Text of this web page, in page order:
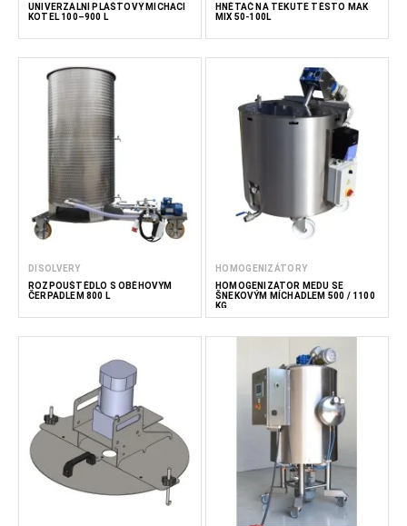
UNIVERZÁLNÍ PLÁŠŤOVÝ MÍCHACÍ
KOTEL 100–900 L
HNĚTAČ NA TEKUTÉ TĚSTO MAK
MIX 50-100L
DISOLVERY
ROZPOUŠTĚDLO S OBĚHOVÝM
ČERPADLEM 800 L
HOMOGENIZÁTORY
HOMOGENIZÁTOR MEDU SE
ŠNEKOVÝM MÍCHADLEM 500 / 1100
KG